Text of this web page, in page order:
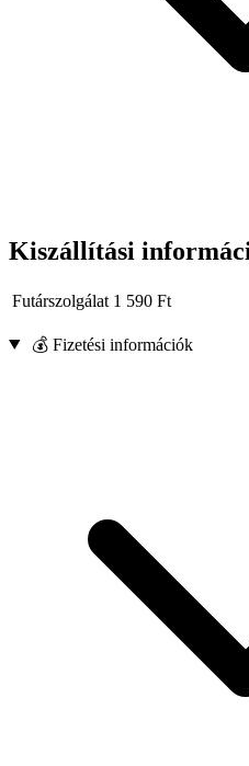
Kiszállítási
Futárszolgálat 1 590 Ft
💰 Fizetési információk